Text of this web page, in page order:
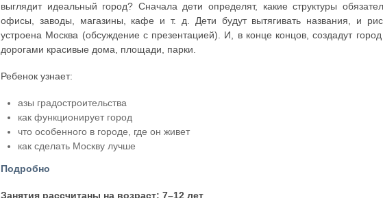
выглядит идеальный город? Сначала дети определят, какие структуры
офисы, заводы, магазины, кафе и т. д. Дети будут вытягивать названия, и
устроена Москва (обсуждение с презентацией). И, в конце концов, создадут
дорогами красивые дома, площади, парки.
Ребенок узнает:
азы градостроительства
как функционирует город
что особенного в городе, где он живет
как сделать Москву лучше
Подробно
Занятия рассчитаны на возраст: 7–12 лет